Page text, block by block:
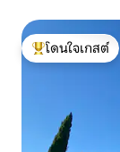
โดนใจเกสต์ที่สุด
โดนใจเกสต์